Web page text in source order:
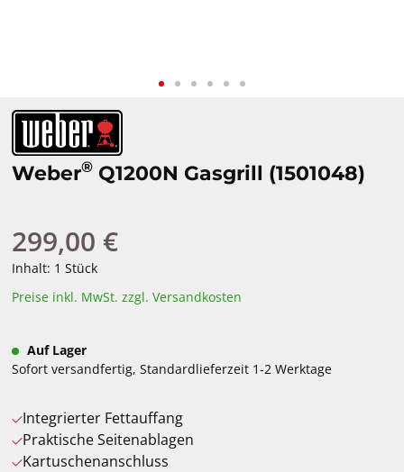
Weber® Q1200N Gasgrill (1501048)
Regulärer Preis:
299,00 €
Inhalt: 1 Stück
Preise inkl. MwSt. zzgl. Versandkosten
Auf Lager
Sofort versandfertig, Standardlieferzeit 1-2 Werktage
Integrierter Fettauffang
Praktische Seitenablagen
Kartuschenanschluss